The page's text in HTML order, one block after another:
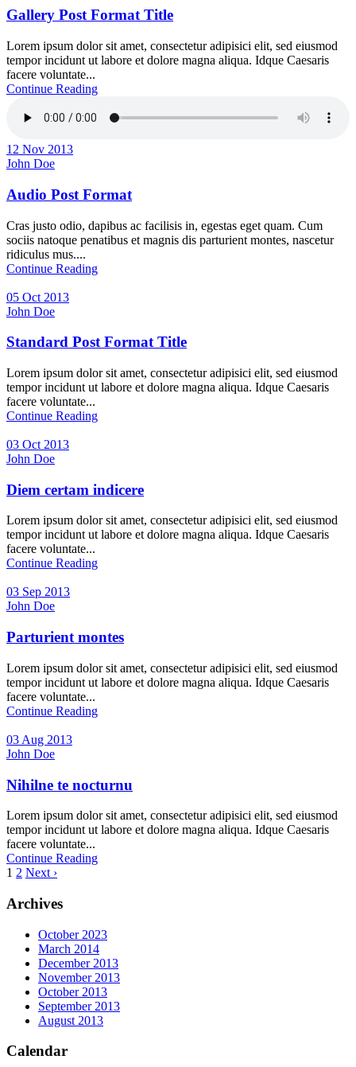
Gallery Post Format Title
Lorem ipsum dolor sit amet, consectetur adipisici elit, sed eiusmod
tempor incidunt ut labore et dolore magna aliqua. Idque Caesaris
facere voluntate...
Continue Reading
12 Nov 2013
John Doe
Audio Post Format
Cras justo odio, dapibus ac facilisis in, egestas eget quam. Cum
sociis natoque penatibus et magnis dis parturient montes, nascetur
ridiculus mus....
Continue Reading
05 Oct 2013
John Doe
Standard Post Format Title
Lorem ipsum dolor sit amet, consectetur adipisici elit, sed eiusmod
tempor incidunt ut labore et dolore magna aliqua. Idque Caesaris
facere voluntate...
Continue Reading
03 Oct 2013
John Doe
Diem certam indicere
Lorem ipsum dolor sit amet, consectetur adipisici elit, sed eiusmod
tempor incidunt ut labore et dolore magna aliqua. Idque Caesaris
facere voluntate...
Continue Reading
03 Sep 2013
John Doe
Parturient montes
Lorem ipsum dolor sit amet, consectetur adipisici elit, sed eiusmod
tempor incidunt ut labore et dolore magna aliqua. Idque Caesaris
facere voluntate...
Continue Reading
03 Aug 2013
John Doe
Nihilne te nocturnu
Lorem ipsum dolor sit amet, consectetur adipisici elit, sed eiusmod
tempor incidunt ut labore et dolore magna aliqua. Idque Caesaris
facere voluntate...
Continue Reading
1 2 Next ›
Archives
October 2023
March 2014
December 2013
November 2013
October 2013
September 2013
August 2013
Calendar